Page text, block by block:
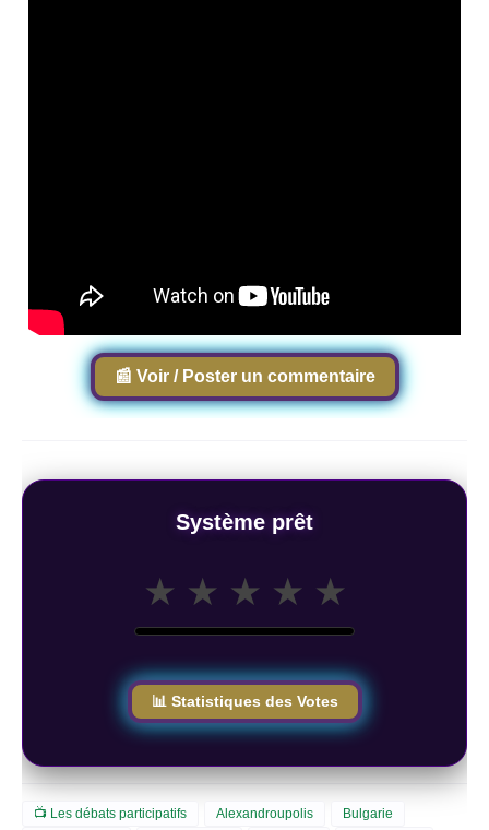
📰 Voir / Poster un commentaire
Système prêt
★ ★ ★ ★ ★
📊 Statistiques des Votes
📺 Les débats participatifs Alexandroupolis
Bulgarie